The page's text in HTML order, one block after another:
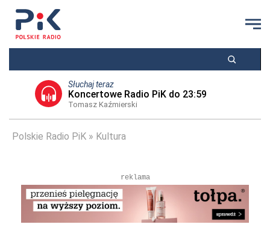
Słuchaj teraz
Koncertowe Radio PiK do 23:59
Tomasz Kaźmierski
Polskie Radio PiK Kultura
reklama